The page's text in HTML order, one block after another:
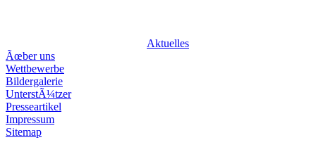
Aktuelles
Ãœber uns
Wettbewerbe
Bildergalerie
UnterstÃ¼tzer
Presseartikel
Impressum
Sitemap